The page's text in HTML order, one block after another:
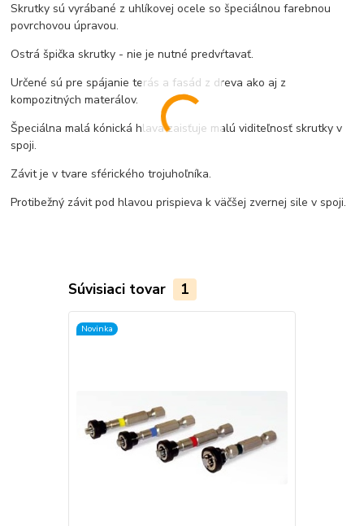
Skrutky sú vyrábané z uhlíkovej ocele so špeciálnou farebnou
povrchovou úpravou.
Ostrá špička skrutky - nie je nutné predvŕtavať.
Určené sú pre spájanie terás a fasád z dreva ako aj z
kompozitných materálov.
Špeciálna malá kónická hlava zaisťuje malú viditeľnosť skrutky v
spoji.
Závit je v tvare sférického trojuhoľníka.
Protibežný závit pod hlavou prispieva k väčšej zvernej sile v spoji.
Súvisiaci tovar 1
Novinka